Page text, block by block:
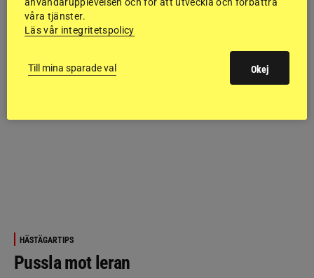
HÄSTÄGARTIPS
Pussla mot leran
våra tjänster.
Läs vår integritetspolicy
Till mina sparade val Okej